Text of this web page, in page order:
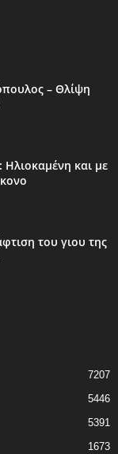
– Θλίψη
και με
του γιου της
7207
5446
5391
1673